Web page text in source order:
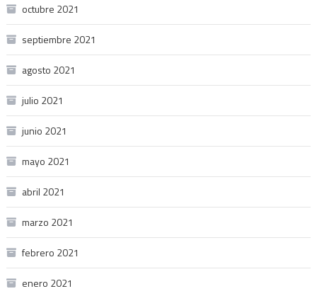
octubre 2021
septiembre 2021
agosto 2021
julio 2021
junio 2021
mayo 2021
abril 2021
marzo 2021
febrero 2021
enero 2021